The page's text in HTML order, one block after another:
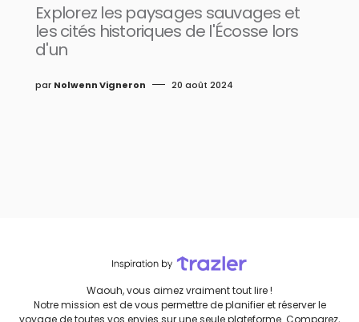
Explorez les paysages sauvages et
les cités historiques de l'Écosse lors
d'un
par Nolwenn Vigneron 20 août 2024
Waouh, vous aimez vraiment tout lire !
Notre mission est de vous permettre de planifier et réserver le
voyage de toutes vos envies sur une seule plateforme. Comparez,